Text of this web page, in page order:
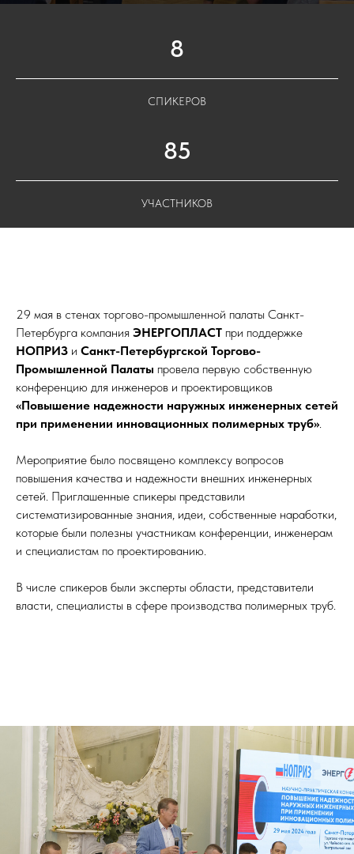
8
СПИКЕРОВ
85
УЧАСТНИКОВ
29 мая в стенах торгово-промышленной палаты Санкт-
Петербурга компания ЭНЕРГОПЛАСТ при поддержке
НОПРИЗ и Санкт-Петербургской Торгово-
Промышленной Палаты провела первую собственную
конференцию для инженеров и проектировщиков
«Повышение надежности наружных инженерных сетей
при применении инновационных полимерных труб».
Мероприятие было посвящено комплексу вопросов
повышения качества и надежности внешних инженерных
сетей. Приглашенные спикеры представили
систематизированные знания, идеи, собственные наработки,
которые были полезны участникам конференции, инженерам
и специалистам по проектированию.
В числе спикеров были эксперты области, представители
власти, специалисты в сфере производства полимерных труб.